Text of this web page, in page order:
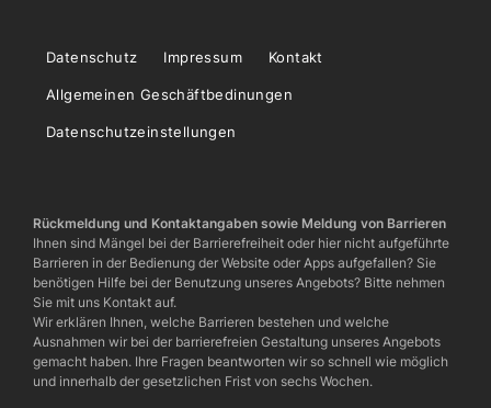
Datenschutz Impressum Kontakt
Allgemeinen Geschäftbedinungen
Datenschutzeinstellungen
Rückmeldung und Kontaktangaben sowie Meldung von Barrieren
Ihnen sind Mängel bei der Barrierefreiheit oder hier nicht aufgeführte
Barrieren in der Bedienung der Website oder Apps aufgefallen? Sie
benötigen Hilfe bei der Benutzung unseres Angebots? Bitte nehmen
Sie mit uns Kontakt auf.
Wir erklären Ihnen, welche Barrieren bestehen und welche
Ausnahmen wir bei der barrierefreien Gestaltung unseres Angebots
gemacht haben. Ihre Fragen beantworten wir so schnell wie möglich
und innerhalb der gesetzlichen Frist von sechs Wochen.